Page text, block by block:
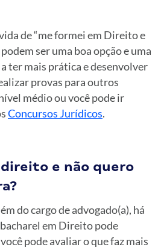
de “me formei em Direito e
ser uma boa opção e uma
ter mais prática e desenvolver
provas para outros
médio ou você pode ir
Concursos Jurídicos.
e não quero
do cargo de advogado(a), há
em Direito pode
pode avaliar o que faz mais